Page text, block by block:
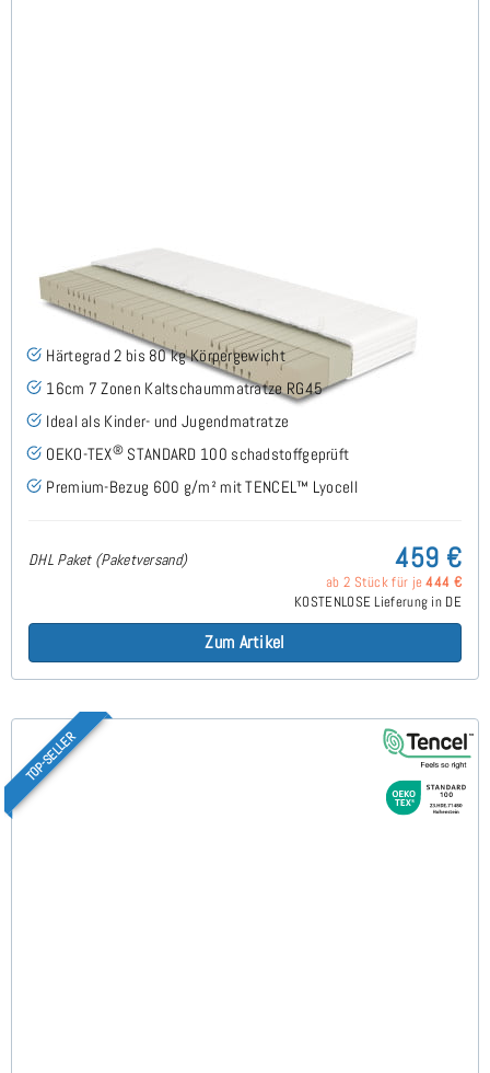
Midsofty H2 (TENCEL™ Lyocell) Kaltschaummatratze
130x200 cm - Sonderanfertigung
Härtegrad 2 bis 80 kg Körpergewicht
16cm 7 Zonen Kaltschaummatratze RG45
Ideal als Kinder- und Jugendmatratze
OEKO-TEX® STANDARD 100 schadstoffgeprüft
Premium-Bezug 600 g/m² mit TENCEL™ Lyocell
DHL Paket (Paketversand) 459 €
ab 2 Stück für je444 €
KOSTENLOSE Lieferung in DE
Zum Artikel
TOP-SELLER